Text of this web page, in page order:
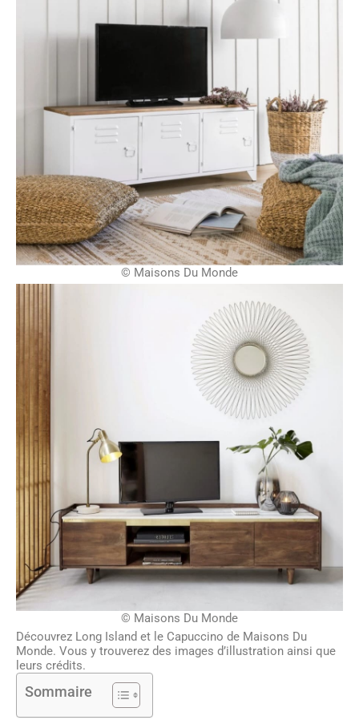
© Maisons Du Monde
© Maisons Du Monde
Découvrez Long Island et le Capuccino de Maisons Du
Monde. Vous y trouverez des images d’illustration ainsi que
leurs crédits.
Sommaire
UN SPÉCIALISTE DE L’INOX POUR SES...
23/06/2026